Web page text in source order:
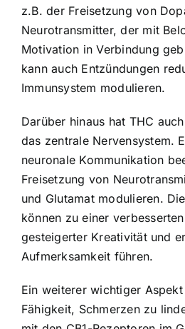
z.B. der Freisetzung von
Neurotransmitter, der mit
Motivation in Verbindung
kann auch Entzündungen
Immunsystem modulieren.
Darüber hinaus hat THC
das zentrale Nervensystem.
neuronale Kommunikation
Freisetzung von
und Glutamat modulieren.
können zu einer
gesteigerter Kreativität und
Aufmerksamkeit führen.
Ein weiterer wichtiger
Fähigkeit, Schmerzen zu